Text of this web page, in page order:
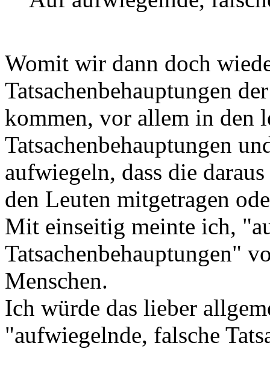
Womit wir dann doch
Tatsachenbehauptungen
kommen, vor allem in den
Tatsachenbehauptungen
aufwiegeln, dass die
den Leuten mitgetragen
Mit einseitig meinte ich,
Tatsachenbehauptungen"
Menschen.
Ich würde das lieber
"aufwiegelnde, falsche